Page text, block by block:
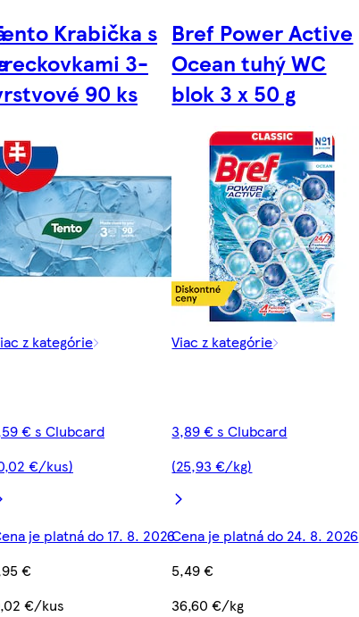
Krabička s
3-
90 ks
z kategórie
€ s Clubcard
€/kus)
je platná do 17. 8. 2026
€
€/kus
Bref Power Active
Ocean tuhý WC
blok 3 x 50 g
Viac z kategórie
3,89 € s Clubcard
(25,93 €/kg)
Cena je platná do 24. 8. 2026
5,49 €
36,60 €/kg